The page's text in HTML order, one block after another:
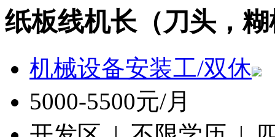
纸板线机长（刀头，
机械设备安装工/双休
5000-5500元/月